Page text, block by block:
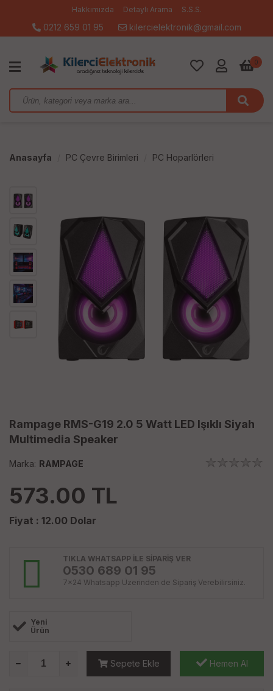
Hakkımızda Detaylı Arama S.S.S.
0212 659 01 95 kilercielektronik@gmail.com
0
Anasayfa PC Çevre Birimleri PC Hoparlörleri
Rampage RMS-G19 2.0 5 Watt LED Işıklı Siyah
Multimedia Speaker
Marka: RAMPAGE
573.00 TL
Fiyat : 12.00 Dolar
TIKLA WHATSAPP İLE SİPARİŞ VER
0530 689 01 95
7x24 Whatsapp Üzerinden de Sipariş Verebilirsiniz.
Yeni
Ürün
Sepete Ekle Hemen Al